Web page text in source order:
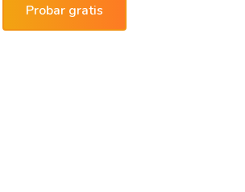
Probar gratis